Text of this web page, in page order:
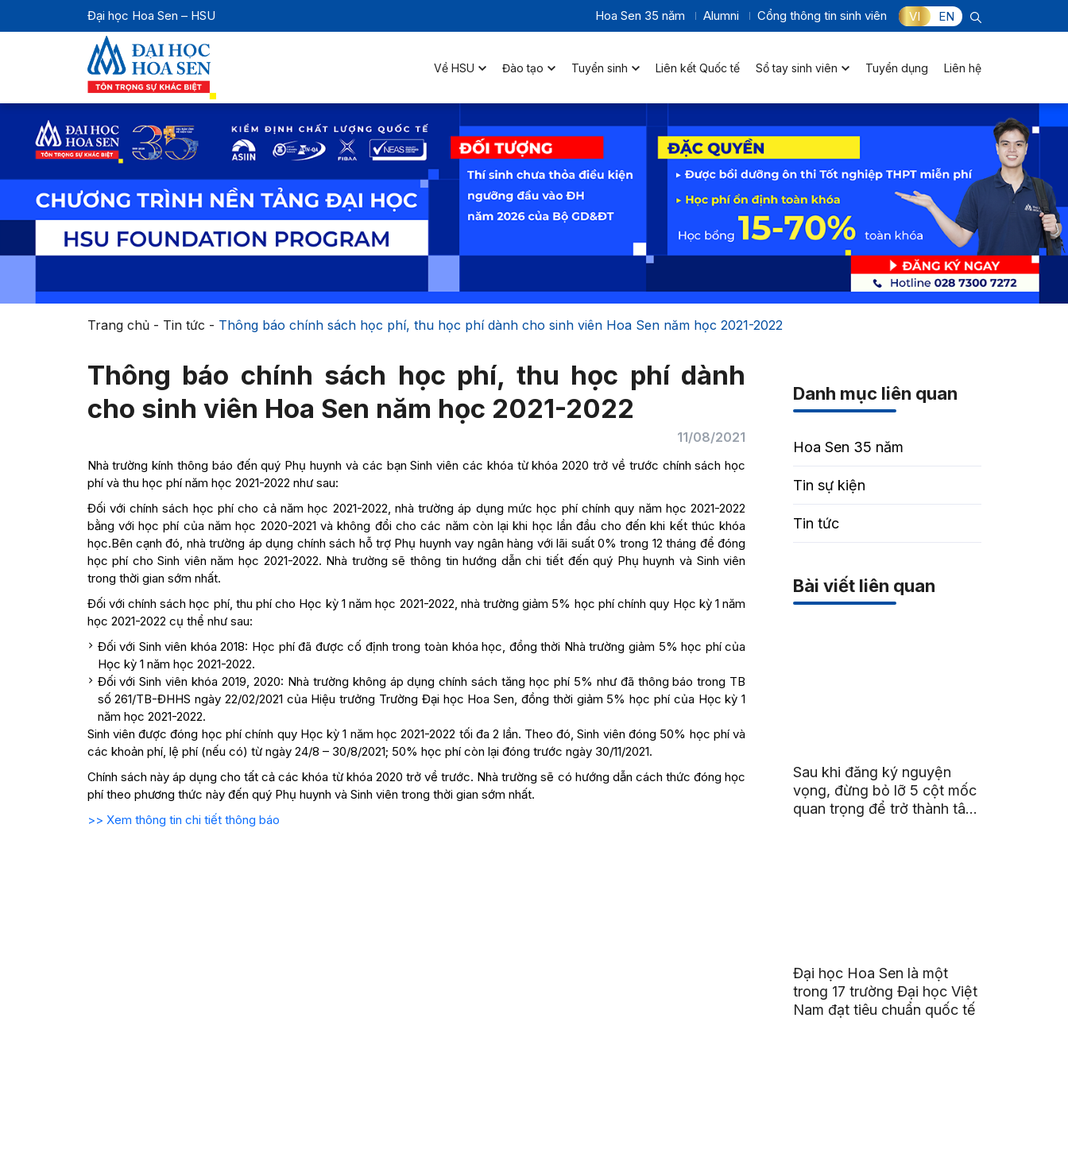
Đại học Hoa Sen – HSU Hoa Sen 35 năm Alumni Cổng thông tin sinh viên VI EN
Về HSU Đào tạo Tuyển sinh Liên kết Quốc tế Sổ tay sinh viên Tuyển dụng Liên hệ
Trang chủ- Tin tức - Thông báo chính sách học phí, thu học phí dành cho sinh viên Hoa Sen năm học 2021-2022
Thông báo chính sách học phí, thu học phí dành
cho sinh viên Hoa Sen năm học 2021-2022
11/08/2021
Nhà trường kính thông báo đến quý Phụ huynh và các bạn Sinh viên các khóa từ khóa 2020 trở về trước chính sách học
phí và thu học phí năm học 2021-2022 như sau:
Đối với chính sách học phí cho cả năm học 2021-2022, nhà trường áp dụng mức học phí chính quy năm học 2021-2022
bằng với học phí của năm học 2020-2021 và không đổi cho các năm còn lại khi học lần đầu cho đến khi kết thúc khóa
học.Bên cạnh đó, nhà trường áp dụng chính sách hỗ trợ Phụ huynh vay ngân hàng với lãi suất 0% trong 12 tháng để đóng
học phí cho Sinh viên năm học 2021-2022. Nhà trường sẽ thông tin hướng dẫn chi tiết đến quý Phụ huynh và Sinh viên
trong thời gian sớm nhất.
Đối với chính sách học phí, thu phí cho Học kỳ 1 năm học 2021-2022, nhà trường giảm 5% học phí chính quy Học kỳ 1 năm
học 2021-2022 cụ thể như sau:
Đối với Sinh viên khóa 2018: Học phí đã được cố định trong toàn khóa học, đồng thời Nhà trường giảm 5% học phí của
Học kỳ 1 năm học 2021-2022.
Đối với Sinh viên khóa 2019, 2020: Nhà trường không áp dụng chính sách tăng học phí 5% như đã thông báo trong TB
số 261/TB-ĐHHS ngày 22/02/2021 của Hiệu trưởng Trường Đại học Hoa Sen, đồng thời giảm 5% học phí của Học kỳ 1
năm học 2021-2022.
Sinh viên được đóng học phí chính quy Học kỳ 1 năm học 2021-2022 tối đa 2 lần. Theo đó, Sinh viên đóng 50% học phí và
các khoản phí, lệ phí (nếu có) từ ngày 24/8 – 30/8/2021; 50% học phí còn lại đóng trước ngày 30/11/2021.
Chính sách này áp dụng cho tất cả các khóa từ khóa 2020 trở về trước. Nhà trường sẽ có hướng dẫn cách thức đóng học
phí theo phương thức này đến quý Phụ huynh và Sinh viên trong thời gian sớm nhất.
>> Xem thông tin chi tiết thông báo
Danh mục liên quan
Hoa Sen 35 năm
Tin sự kiện
Tin tức
Bài viết liên quan
Sau khi đăng ký nguyện
vọng, đừng bỏ lỡ 5 cột mốc
quan trọng để trở thành tân
Đại học Hoa Sen là một
trong 17 trường Đại học Việt
Nam đạt tiêu chuẩn quốc tế